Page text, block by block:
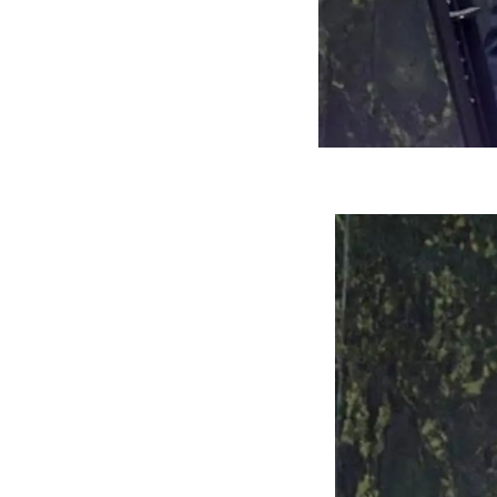
سریع‌تر، پنهان‌کارتر و
| پهپاد انتحاری
هواپیمای مرموز E-11A BACN چیست؟